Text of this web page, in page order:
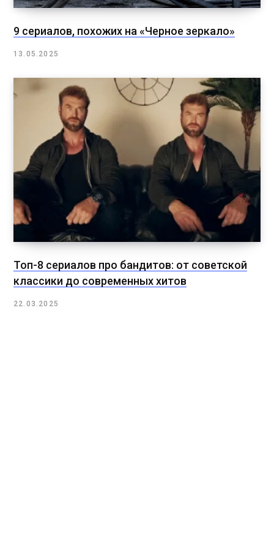
9 сериалов, похожих на «Черное зеркало»
13.05.2025
Топ-8 сериалов про бандитов: от советской
классики до современных хитов
22.03.2025